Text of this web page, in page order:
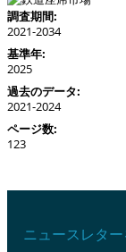
調査期間:
2021-2034
基準年:
2025
過去のデータ:
2021-2024
ページ数:
123
ニュースレタ